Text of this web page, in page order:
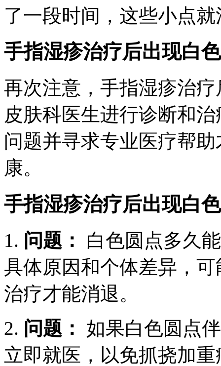
了一段时间，这些小点就
手指湿疹治疗后出现白
再次注意，手指湿疹治
皮肤科医生进行诊断和
问题并寻求专业医疗帮
康。
手指湿疹治疗后出现白
1. 问题：
白色圆点多久
具体原因和个体差异，
治疗才能消退。
2. 问题：
如果白色圆点
立即就医，以免抓挠加